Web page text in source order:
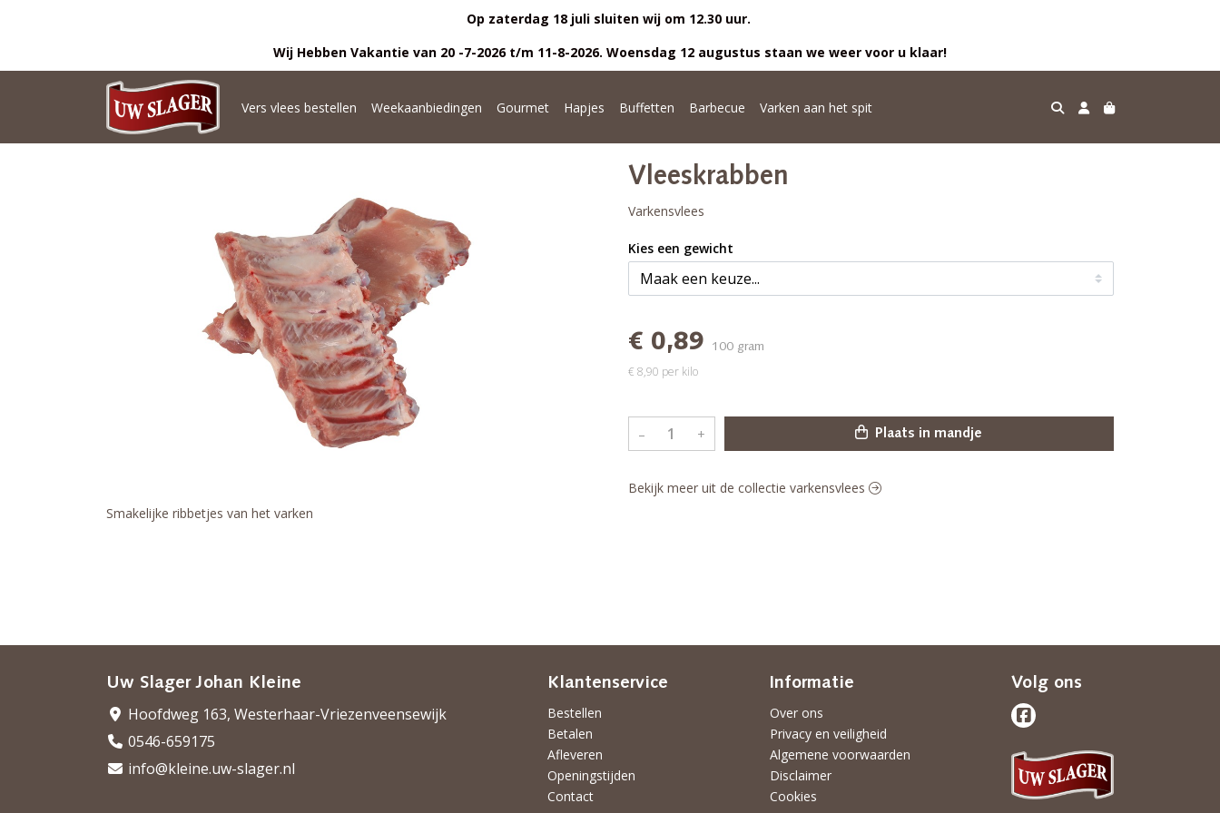
Op zaterdag 18 juli sluiten wij om 12.30 uur.
Wij Hebben Vakantie van 20 -7-2026 t/m 11-8-2026. Woensdag 12 augustus staan we weer voor u klaar!
Vers vlees bestellen Weekaanbiedingen Gourmet Hapjes Buffetten Barbecue Varken aan het spit
Smakelijke ribbetjes van het varken
Vleeskrabben
Varkensvlees
Kies een gewicht
€ 0,89 100 gram
€ 8,90 per kilo
– + Plaats in mandje
Bekijk meer uit de collectie varkensvlees
Uw Slager Johan Kleine
Hoofdweg 163, Westerhaar-Vriezenveensewijk
0546-659175
info@kleine.uw-slager.nl
Klantenservice
Bestellen
Betalen
Afleveren
Openingstijden
Contact
Informatie
Over ons
Privacy en veiligheid
Algemene voorwaarden
Disclaimer
Cookies
Volg ons